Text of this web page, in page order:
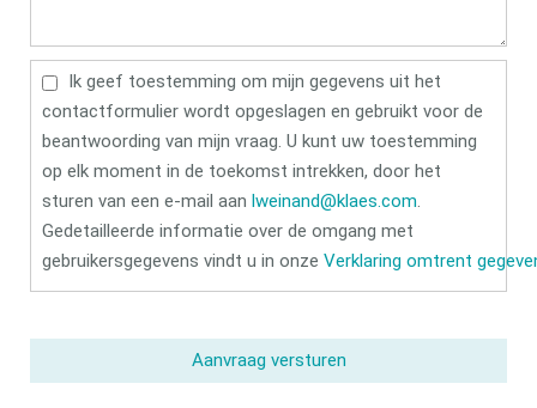
Ik geef toestemming om mijn gegevens uit het
contactformulier wordt opgeslagen en gebruikt voor de
beantwoording van mijn vraag. U kunt uw toestemming
op elk moment in de toekomst intrekken, door het
sturen van een e-mail aan lweinand@klaes.com.
Gedetailleerde informatie over de omgang met
gebruikersgegevens vindt u in onzeVerklaring omtrent
Aanvraag versturen